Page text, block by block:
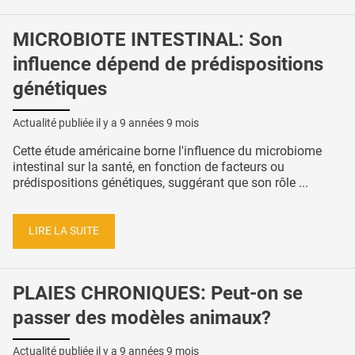
MICROBIOTE INTESTINAL: Son
influence dépend de prédispositions
génétiques
Actualité publiée il y a 9 années 9 mois
Cette étude américaine borne l'influence du microbiome
intestinal sur la santé, en fonction de facteurs ou
prédispositions génétiques, suggérant que son rôle ...
LIRE LA SUITE
PLAIES CHRONIQUES: Peut-on se
passer des modèles animaux?
Actualité publiée il y a 9 années 9 mois